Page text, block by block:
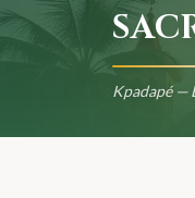
Kpadapé —